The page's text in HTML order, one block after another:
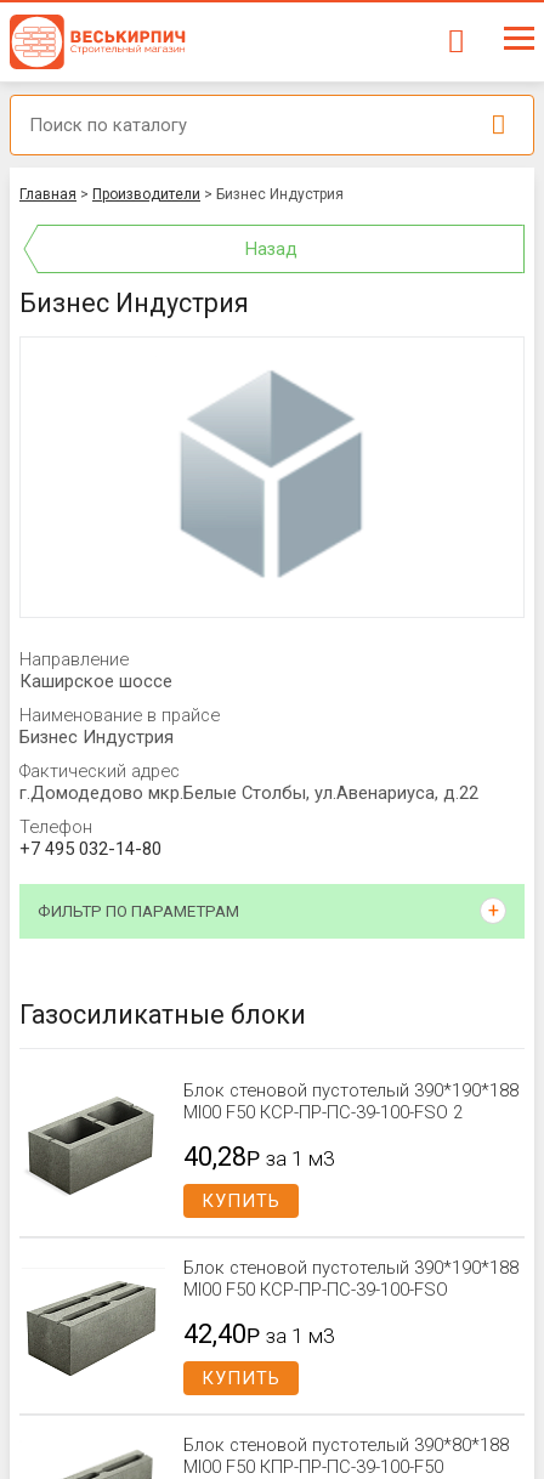
Главная > Производители > Бизнес Индустрия
Назад
Бизнес Индустрия
Направление
Каширское шоссе
Наименование в прайсе
Бизнес Индустрия
Фактический адрес
г.Домодедово мкр.Белые Столбы, ул.Авенариуса, д.22
Телефон
+7 495 032-14-80
ФИЛЬТР ПО ПАРАМЕТРАМ
Газосиликатные блоки
Блок стеновой пустотелый 390*190*188
Ml00 F50 КСР-ПР-ПС-39-100-FSО 2
40,28Р за 1 м3
КУПИТЬ
Блок стеновой пустотелый 390*190*188
Ml00 F50 КСР-ПР-ПС-39-100-FSО
42,40Р за 1 м3
КУПИТЬ
Блок стеновой пустотелый 390*80*188
Ml00 F50 КПР-ПР-ПС-39-100-F50